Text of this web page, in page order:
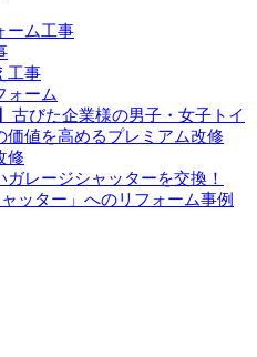
ム工事
工事
ーム
古びた企業様の男子・女子トイ
価値を高めるプレミアム改修
修
ガレージシャッターを交換！
ッター」へのリフォーム事例